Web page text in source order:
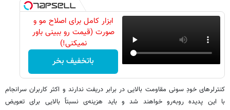
ابزار کامل برای اصلاح مو و
صورت (قیمت رو ببینی باور
نمیکنی!)
باتخفیف بخر
کنترلرهای خودِ سونی مقاومت بالایی در برابر دریفت ندارند و اکثر کاربران سرانجام
با این پدیده روبه‌رو خواهند شد و باید هزینه‌ی نسبتاً بالایی برای تعویض